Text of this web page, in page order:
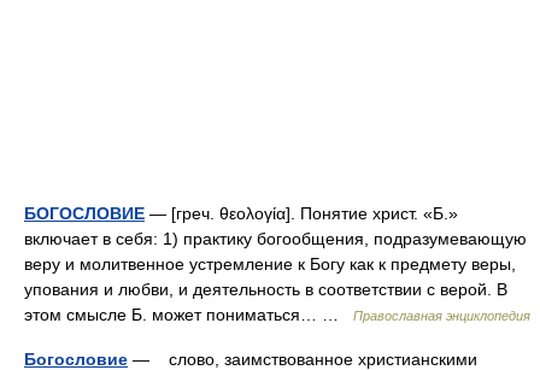
БОГОСЛОВИЕ — [греч. θεολογία]. Понятие христ. «Б.»
включает в себя: 1) практику богообщения, подразумевающую
веру и молитвенное устремление к Богу как к предмету веры,
упования и любви, и деятельность в соответствии с верой. В
этом смысле Б. может пониматься… …
Православная энциклопедия
Богословие — слово, заимствованное христианскими